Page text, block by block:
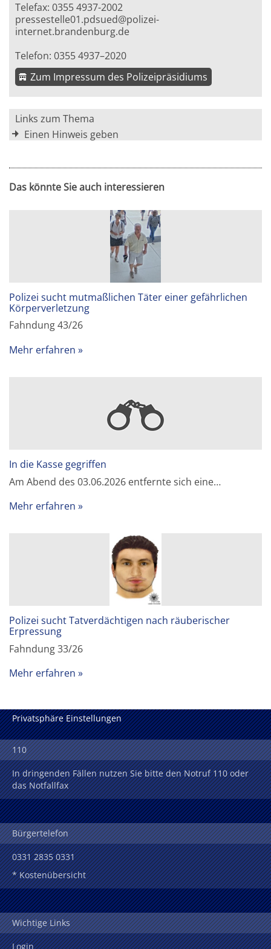
Telefax: 0355 4937-2002
pressestelle01.pdsued@polizei-
internet.brandenburg.de
Telefon: 0355 4937–2020
Zum Impressum des Polizeipräsidiums
Links zum Thema
Einen Hinweis geben
Das könnte Sie auch interessieren
Polizei sucht mutmaßlichen Täter einer gefährlichen
Körperverletzung
Fahndung 43/26
Mehr erfahren
In die Kasse gegriffen
Am Abend des 03.06.2026 entfernte sich eine…
Mehr erfahren
Polizei sucht Tatverdächtigen nach räuberischer
Erpressung
Fahndung 33/26
Mehr erfahren
Privatsphäre Einstellungen
110
In dringenden Fällen nutzen Sie bitte den Notruf 110 oder
das Notfallfax
Bürgertelefon
0331 2835 0331
* Kostenübersicht
Wichtige Links
Login